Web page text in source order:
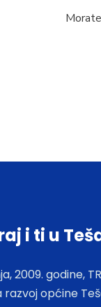
i ti u
2009. godine,
razvoj općine